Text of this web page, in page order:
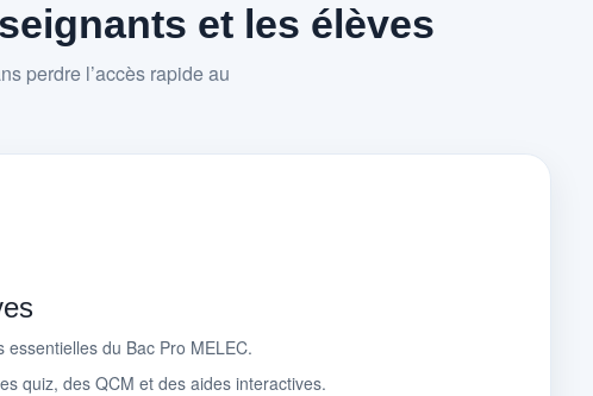
et les élèves
perdre l’accès rapide au
essentielles du Bac Pro MELEC.
quiz, des QCM et des aides interactives.